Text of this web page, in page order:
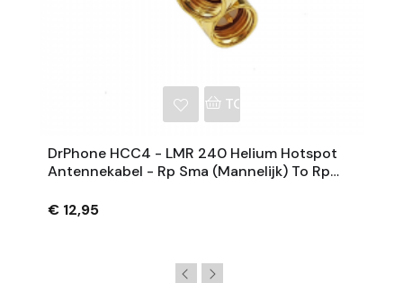
TOEVOEGEN AAN
DrPhone HCC4 - LMR 240 Helium Hotspot
Antennekabel - Rp Sma (Mannelijk) To Rp
€ 12,95